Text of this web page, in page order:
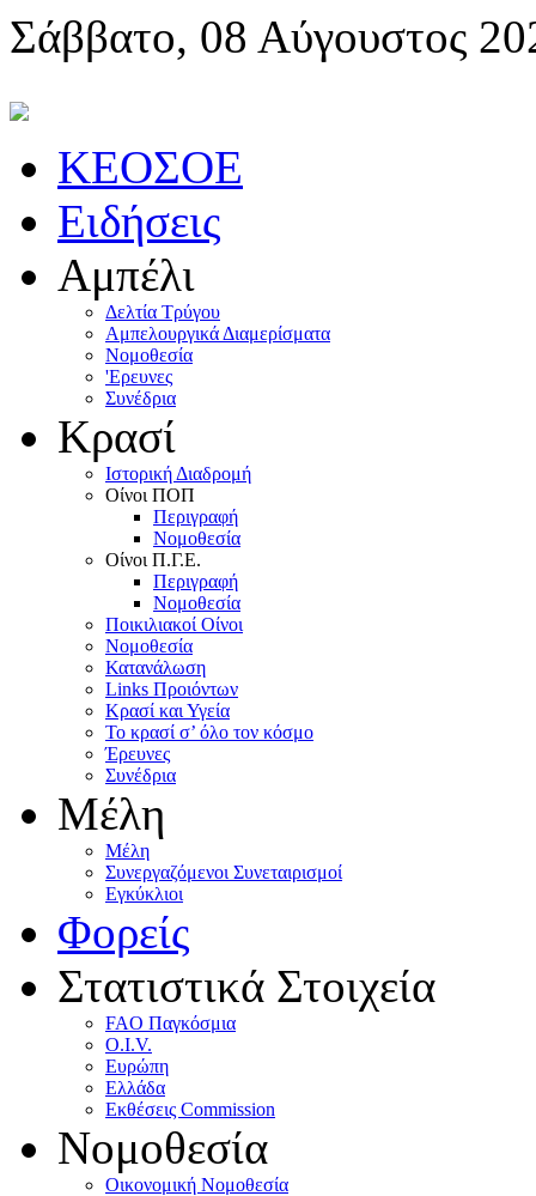
Σάββατο, 08 Αύγουστος
KEOΣOE
Ειδήσεις
Αμπέλι
Δελτία Τρύγου
Αμπελουργικά Διαμερίσματα
Nομοθεσία
'Eρευνες
Συνέδρια
Κρασί
Iστορική Διαδρομή
Oίνοι ΠOΠ
Περιγραφή
Nομοθεσία
Oίνοι Π.Γ.E.
Περιγραφή
Νομοθεσία
Ποικιλιακοί Oίνοι
Nομοθεσία
Κατανάλωση
Links Προιόντων
Κρασί και Υγεία
To κρασί σ’ όλο τον κόσμο
Έρευνες
Συνέδρια
Μέλη
Mέλη
Συνεργαζόμενοι Συνεταιρισμοί
Εγκύκλιοι
Φορείς
Στατιστικά Στοιχεία
FAO Παγκόσμια
O.I.V.
Ευρώπη
Ελλάδα
Eκθέσεις Commission
Νομοθεσία
Οικονομική Νομοθεσία